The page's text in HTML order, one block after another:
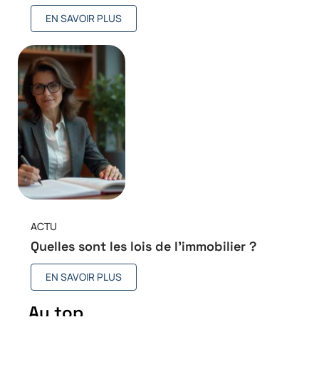
EN SAVOIR PLUS
ACTU
Quelles sont les lois de l’immobilier ?
EN SAVOIR PLUS
Au top